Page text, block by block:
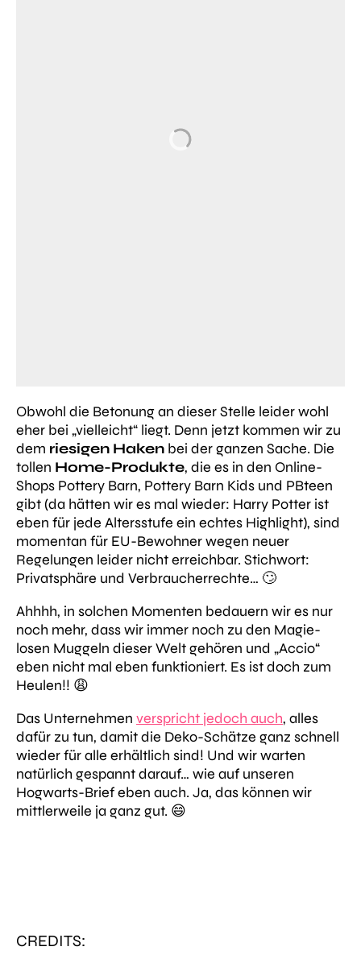
Obwohl die Betonung an dieser Stelle leider wohl
eher bei „vielleicht“ liegt. Denn jetzt kommen wir zu
dem riesigen Haken bei der ganzen Sache. Die
tollen Home-Produkte, die es in den Online-
Shops Pottery Barn, Pottery Barn Kids und PBteen
gibt (da hätten wir es mal wieder: Harry Potter ist
eben für jede Altersstufe ein echtes Highlight), sind
momentan für EU-Bewohner wegen neuer
Regelungen leider nicht erreichbar. Stichwort:
Privatsphäre und Verbraucherrechte… 🙄
Ahhhh, in solchen Momenten bedauern wir es nur
noch mehr, dass wir immer noch zu den Magie-
losen Muggeln dieser Welt gehören und „Accio“
eben nicht mal eben funktioniert. Es ist doch zum
Heulen!! 😩
Das Unternehmen verspricht jedoch auch, alles
dafür zu tun, damit die Deko-Schätze ganz schnell
wieder für alle erhältlich sind! Und wir warten
natürlich gespannt darauf… wie auf unseren
Hogwarts-Brief eben auch. Ja, das können wir
mittlerweile ja ganz gut. 😄
CREDITS: